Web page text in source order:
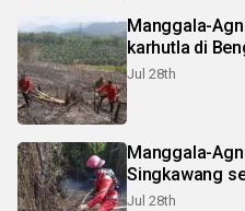
Manggala-
karhutla di
Jul 28th
Manggala-
Singkawang
Jul 28th